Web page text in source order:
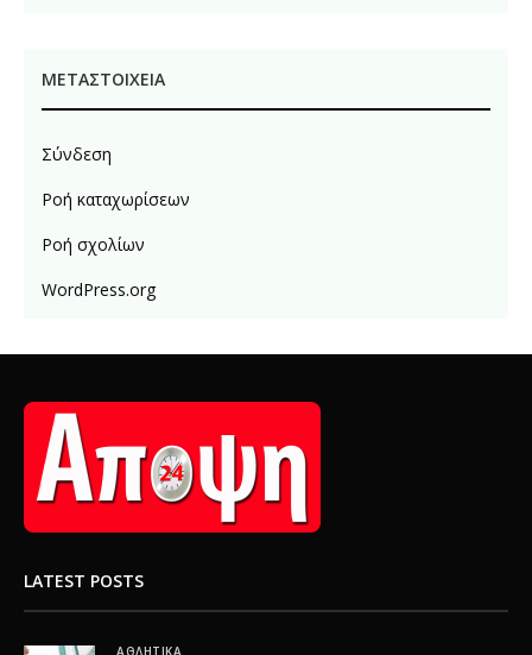
ΜΕΤΑΣΤΟΙΧΕΊΑ
Σύνδεση
Ροή καταχωρίσεων
Ροή σχολίων
WordPress.org
LATEST POSTS